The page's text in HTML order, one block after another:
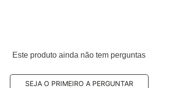
Este produto ainda não tem perguntas
SEJA O PRIMEIRO A PERGUNTAR